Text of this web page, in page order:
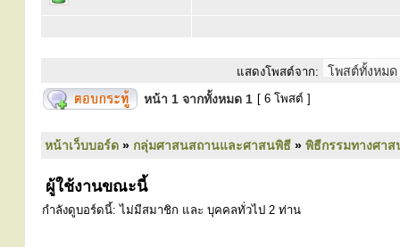
แสดงโพสต์จาก:
หน้า 1 จากทั้งหมด 1 [ 6 โพสต์ ]
หน้าเว็บบอร์ด » กลุ่มศาสนสถานและศาสนพิธี » พิธีกรรมทางศา
ผู้ใช้งานขณะนี้
กำลังดูบอร์ดนี้: ไม่มีสมาชิก และ บุคคลทั่วไป 2 ท่าน